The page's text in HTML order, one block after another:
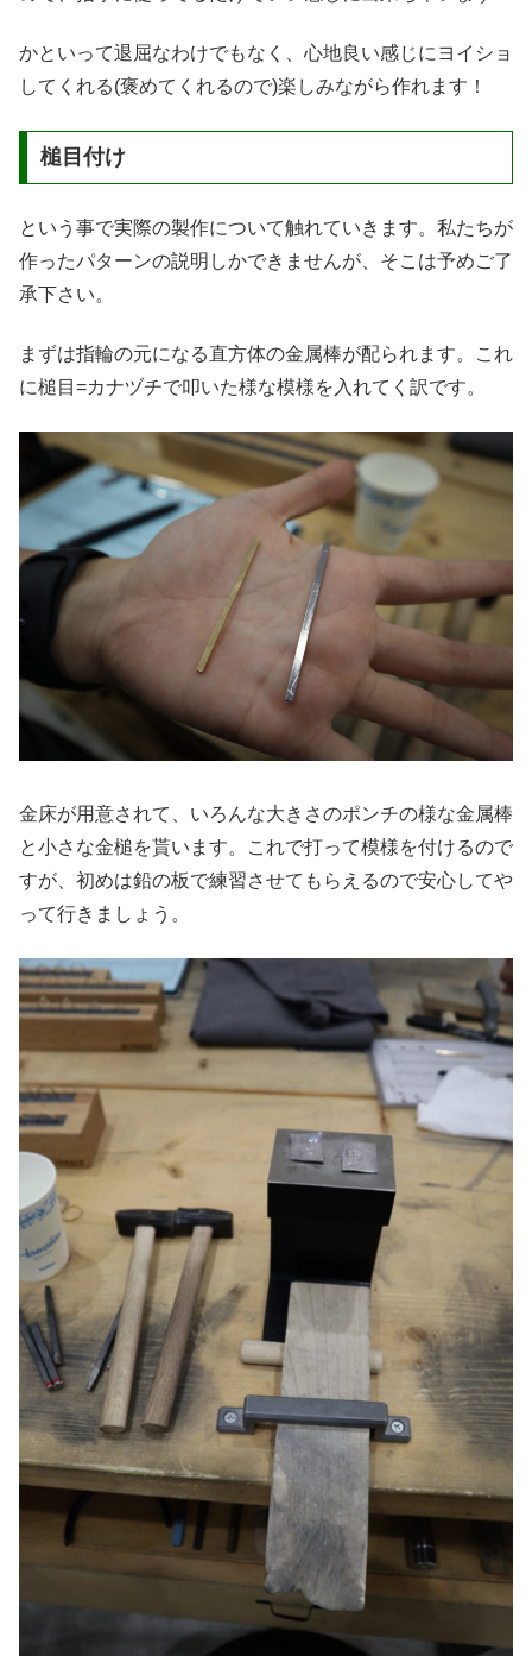
かといって退屈なわけでもなく、心地良い感じにヨイショ
してくれる(褒めてくれるので)楽しみながら作れます！
槌目付け
という事で実際の製作について触れていきます。私たちが
作ったパターンの説明しかできませんが、そこは予めご了
承下さい。
まずは指輪の元になる直方体の金属棒が配られます。これ
に槌目=カナヅチで叩いた様な模様を入れてく訳です。
金床が用意されて、いろんな大きさのポンチの様な金属棒
と小さな金槌を貰います。これで打って模様を付けるので
すが、初めは鉛の板で練習させてもらえるので安心してや
って行きましょう。